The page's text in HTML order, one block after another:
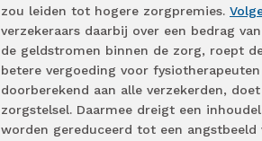
zou leiden tot hogere zorgpremies.
verzekeraars daarbij over een bedrag
de geldstromen binnen de zorg, roept
betere vergoeding voor
doorberekend aan alle verzekerden,
zorgstelsel. Daarmee dreigt een
worden gereduceerd tot een angstbeeld